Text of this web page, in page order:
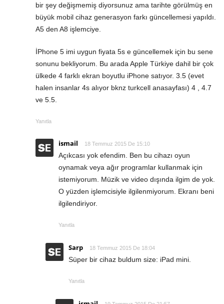
bir şey değişmemiş diyorsunuz ama tarihte görülmüş en
büyük mobil cihaz generasyon farkı güncellemesi yapıldı.
A5 den A8 işlemciye.
İPhone 5 imi uygun fiyata 5s e güncellemek için bu sene
sonunu bekliyorum. Bu arada Apple Türkiye dahil bir çok
ülkede 4 farklı ekran boyutlu iPhone satıyor. 3.5 (evet
halen insanlar 4s alıyor bknz turkcell anasayfası) 4 , 4.7
ve 5.5.
Yanıtla
ismail 18 Temmuz 2015 De 15:10
Açıkcası yok efendim. Ben bu cihazı oyun
oynamak veya ağır programlar kullanmak için
istemiyorum. Müzik ve video dışında ilgim de yok.
O yüzden işlemcisiyle ilgilenmiyorum. Ekranı beni
ilgilendiriyor.
Yanıtla
Sarp 18 Temmuz 2015 De 18:04
Süper bir cihaz buldum size: iPad mini.
Yanıtla